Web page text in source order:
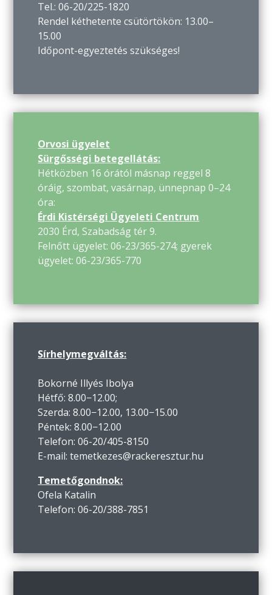
Tel.: 06-20/225-1820
Rendel kéthetente csütörtökön: 13.00–
15.00
Időpont-egyeztetés szükséges!
Orvosi ügyelet
Sürgősségi betegellátás:
Hétközben 16 órától másnap reggel 8
óráig, szombat, vasárnap, ünnepnap 0–24
óra:
Érdi Kistérségi Ügyeleti Centrum
2030 Érd, Szabadság tér 9.
Felnőtt ügyelet: 06-23/365-274; gyerek
ügyelet: 06-23/365-770
Sírhelymegváltás:
Bokorné Illyés Ibolya
Hétfő: 8.00−12.00;
Szerda: 8.00−12.00, 13.00−15.00
Péntek: 8.00−12.00
Telefon: 06-20/405-8150
E-mail: temetkezes@rackeresztur.hu
Temetőgondnok:
Ofela Katalin
Telefon: 06-20/388-7851